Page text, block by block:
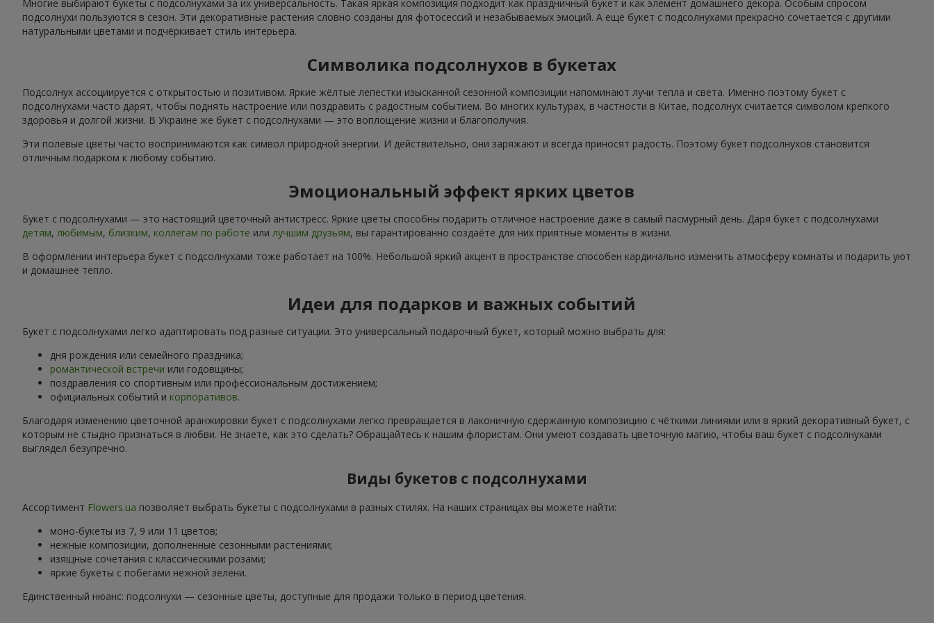
Многие выбирают букеты с подсолнухами за их универсальность. Такая яркая композиция подходит как праздничный букет и как элемент домашнего декора. Особым спросом
подсолнухи пользуются в сезон. Эти декоративные растения словно созданы для фотосессий и незабываемых эмоций. А ещё букет с подсолнухами прекрасно сочетается с другими
натуральными цветами и подчёркивает стиль интерьера.
Символика подсолнухов в букетах
Подсолнух ассоциируется с открытостью и позитивом. Яркие жёлтые лепестки изысканной сезонной композиции напоминают лучи тепла и света. Именно поэтому букет с
подсолнухами часто дарят, чтобы поднять настроение или поздравить с радостным событием. Во многих культурах, в частности в Китае, подсолнух считается символом крепкого
здоровья и долгой жизни. В Украине же букет с подсолнухами — это воплощение жизни и благополучия.
Эти полевые цветы часто воспринимаются как символ природной энергии. И действительно, они заряжают и всегда приносят радость. Поэтому букет подсолнухов становится
отличным подарком к любому событию.
Эмоциональный эффект ярких цветов
Букет с подсолнухами — это настоящий цветочный антистресс. Яркие цветы способны подарить отличное настроение даже в самый пасмурный день. Даря букет с подсолнухами
детям, любимым, близким, коллегам по работе или лучшим друзьям, вы гарантированно создаёте для них приятные моменты в жизни.
В оформлении интерьера букет с подсолнухами тоже работает на 100%. Небольшой яркий акцент в пространстве способен кардинально изменить атмосферу комнаты и подарить уют
и домашнее тепло.
Идеи для подарков и важных событий
Букет с подсолнухами легко адаптировать под разные ситуации. Это универсальный подарочный букет, который можно выбрать для:
дня рождения или семейного праздника;
романтической встречи или годовщины;
поздравления со спортивным или профессиональным достижением;
официальных событий и корпоративов.
Благодаря изменению цветочной аранжировки букет с подсолнухами легко превращается в лаконичную сдержанную композицию с чёткими линиями или в яркий декоративный букет, с
которым не стыдно признаться в любви. Не знаете, как это сделать? Обращайтесь к нашим флористам. Они умеют создавать цветочную магию, чтобы ваш букет с подсолнухами
выглядел безупречно.
Виды букетов с подсолнухами
Ассортимент Flowers.ua позволяет выбрать букеты с подсолнухами в разных стилях. На наших страницах вы можете найти:
моно-букеты из 7, 9 или 11 цветов;
нежные композиции, дополненные сезонными растениями;
изящные сочетания с классическими розами;
яркие букеты с побегами нежной зелени.
Единственный нюанс: подсолнухи — сезонные цветы, доступные для продажи только в период цветения.